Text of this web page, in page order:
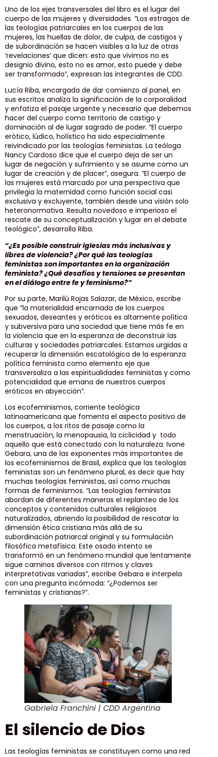
Uno de los ejes transversales del libro es el lugar del
cuerpo de las mujeres y diversidades. “Los estragos de
las teologías patriarcales en los cuerpos de las
mujeres, las huellas de dolor, de culpa, de castigos y
de subordinación se hacen visibles a la luz de otras
‘revelaciones’ que dicen: esto que vivimos no es
designio divino, esto no es amor, esto puede y debe
ser transformado”, expresan las integrantes de CDD.
Lucía Riba, encargada de dar comienzo al panel, en
sus escritos analiza la significación de la corporalidad
y enfatiza el pasaje urgente y necesario que debemos
hacer del cuerpo como territorio de castigo y
dominación al de lugar sagrado de poder. “El cuerpo
erótico, lúdico, holístico ha sido especialmente
reivindicado por las teologías feministas. La teóloga
Nancy Cardoso dice que el cuerpo deja de ser un
lugar de negación y sufrimiento y se asume como un
lugar de creación y de placer”, asegura. “El cuerpo de
las mujeres está marcado por una perspectiva que
privilegia la maternidad como función social casi
exclusiva y excluyente, también desde una visión solo
heteronormativa. Resulta novedoso e imperioso el
rescate de su conceptualización y lugar en el debate
teológico”, desarrolla Riba.
“¿Es posible construir iglesias más inclusivas y
libres de violencia? ¿Por qué las teologías
feministas son importantes en la organización
feminista? ¿Qué desafíos y tensiones se presentan
en el diálogo entre fe y feminismo?”
Por su parte, Marilú Rojas Salazar, de México, escribe
que “la materialidad encarnada de los cuerpos
sexuados, deseantes y eróticos es altamente política
y subversiva para una sociedad que tiene más fe en
la violencia que en la esperanza de deconstruir las
culturas y sociedades patriarcales. Estamos urgidas a
recuperar la dimensión escatológica de la esperanza
política feminista como elemento eje que
transversaliza a las espiritualidades feministas y como
potencialidad que emana de nuestros cuerpos
eróticos en abyección”.
Los ecofeminismos, corriente teológica
latinoamericana que fomenta el aspecto positivo de
los cuerpos, a los ritos de pasaje como la
menstruación, la menopausia, la ciclicidad y todo
aquello que está conectado con la naturaleza. Ivone
Gebara, una de las exponentes más importantes de
los ecofeminismos de Brasil, explica que las teologías
feministas son un fenómeno plural, es decir que hay
muchas teologías feministas, así como muchas
formas de feminismos. “Las teologías feministas
abordan de diferentes maneras el replanteo de los
conceptos y contenidos culturales religiosos
naturalizados, abriendo la posibilidad de rescatar la
dimensión ética cristiana más allá de su
subordinación patriarcal original y su formulación
filosófica metafísica. Este osado intento se
transformó en un fenómeno mundial que lentamente
sigue caminos diversos con ritmos y claves
interpretativas variadas”, escribe Gebara e interpela
con una pregunta incómoda: “¿Podemos ser
feministas y cristianas?”.
Gabriela Franchini | CDD Argentina
El silencio de Dios
Las teologías feministas se constituyen como una red